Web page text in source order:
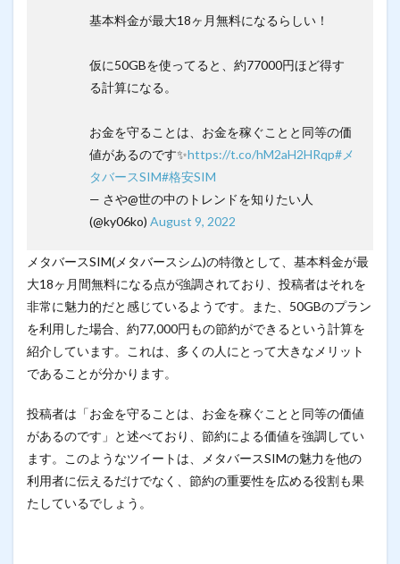
基本料金が最大18ヶ月無料になるらしい！
仮に50GBを使ってると、約77000円ほど得す
る計算になる。
お金を守ることは、お金を稼ぐことと同等の価
値があるのです✨https://t.co/hM2aH2HRqp#メ
タバースSIM#格安SIM
— さや@世の中のトレンドを知りたい人
(@ky06ko) August 9, 2022
メタバースSIM(メタバースシム)の特徴として、基本料金が最
大18ヶ月間無料になる点が強調されており、投稿者はそれを
非常に魅力的だと感じているようです。また、50GBのプラン
を利用した場合、約77,000円もの節約ができるという計算を
紹介しています。これは、多くの人にとって大きなメリット
であることが分かります。
投稿者は「お金を守ることは、お金を稼ぐことと同等の価値
があるのです」と述べており、節約による価値を強調してい
ます。このようなツイートは、メタバースSIMの魅力を他の
利用者に伝えるだけでなく、節約の重要性を広める役割も果
たしているでしょう。